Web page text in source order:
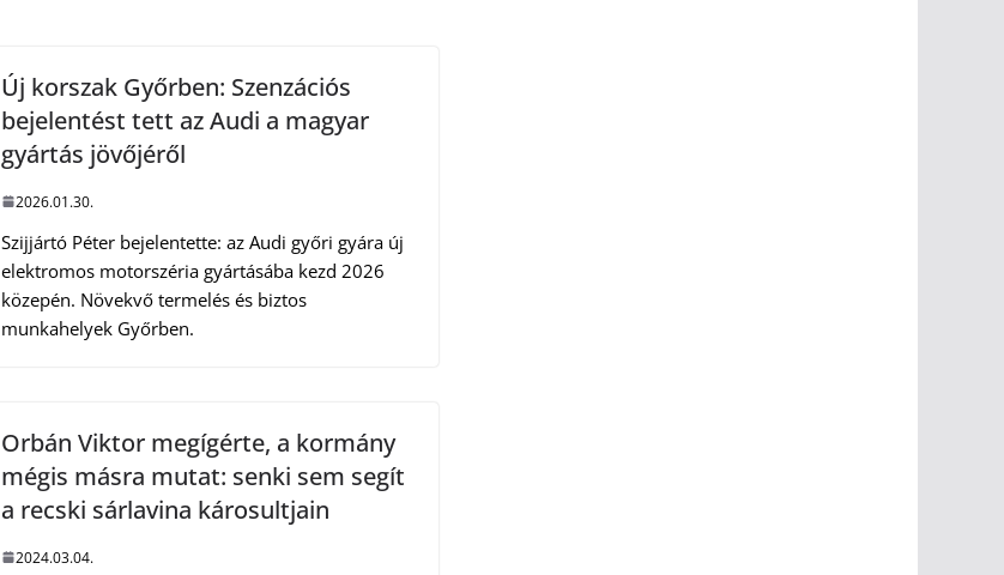
Új korszak Győrben: Szenzációs
bejelentést tett az Audi a magyar
gyártás jövőjéről
2026.01.30.
Szijjártó Péter bejelentette: az Audi győri gyára új
elektromos motorszéria gyártásába kezd 2026
közepén. Növekvő termelés és biztos
munkahelyek Győrben.
Orbán Viktor megígérte, a kormány
mégis másra mutat: senki sem segít
a recski sárlavina károsultjain
2024.03.04.